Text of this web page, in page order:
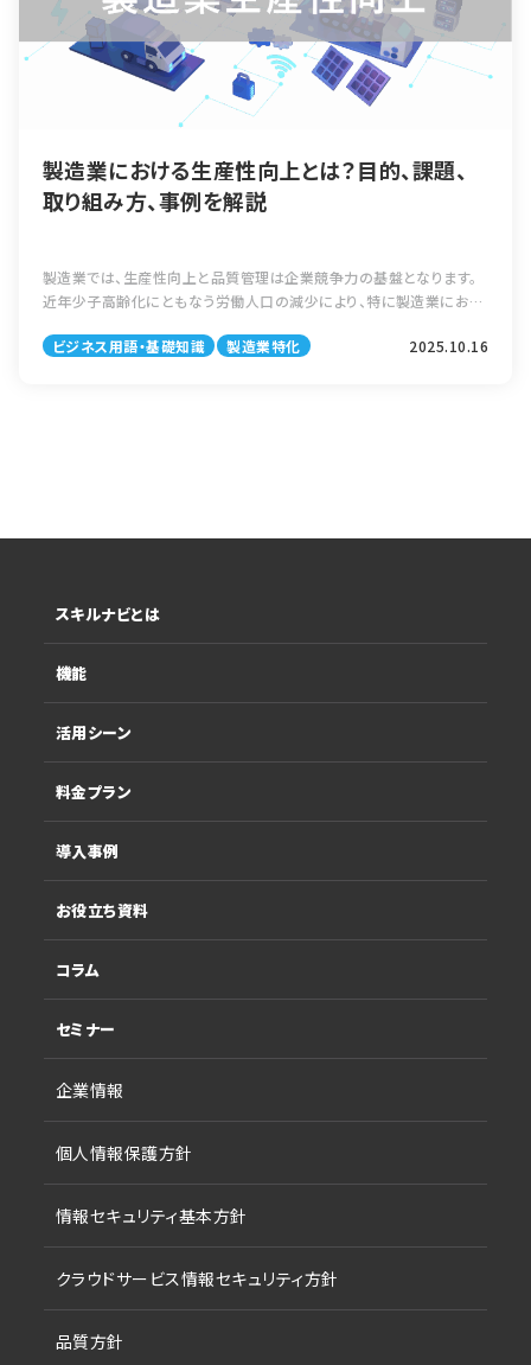
製造業における生産性向上とは？目的、課題、
取り組み方、事例を解説
製造業では、生産性向上と品質管理は企業競争力の基盤となります。
近年少子高齢化にともなう労働人口の減少により、特に製造業におい
制を構築することが重要です。
ビジネス用語・基礎知識 製造業特化 2025.10.16
スキルナビとは
機能
活用シーン
料金プラン
導入事例
お役立ち資料
コラム
セミナー
企業情報
個人情報保護方針
情報セキュリティ基本方針
クラウドサービス情報セキュリティ方針
品質方針